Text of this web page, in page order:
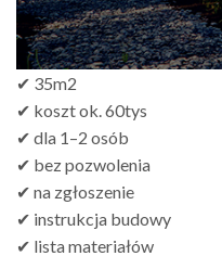
✔ 35m2
✔ koszt ok. 60tys
✔ dla 1–2 osób
✔ bez pozwolenia
✔ na zgłoszenie
✔ instrukcja budowy
✔ lista materiałów